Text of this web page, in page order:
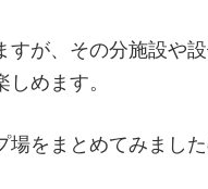
が、その分施設や
めます。
をまとめてみまし